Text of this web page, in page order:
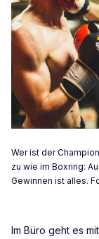
Wer ist der
zu wie im Boxring:
Gewinnen ist alles.
Im Büro geht es